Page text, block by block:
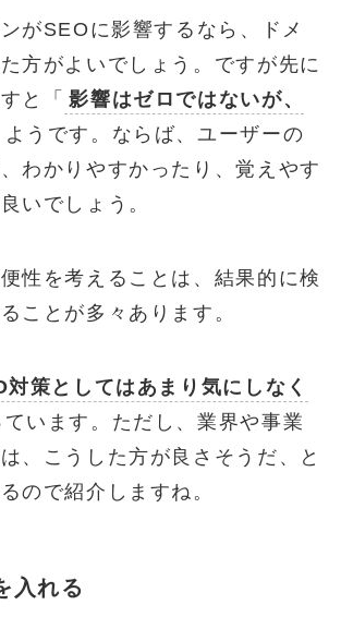
がSEOに影響するなら、ドメ
方がよいでしょう。ですが先に
と「 影響はゼロではないが、
ようです。ならば、ユーザーの
わかりやすかったり、覚えやす
いでしょう。
性を考えることは、結果的に検
ことが多々あります。
対策としてはあまり気にしなく
ています。ただし、業界や事業
、こうした方が良さそうだ、と
ので紹介しますね。
入れる